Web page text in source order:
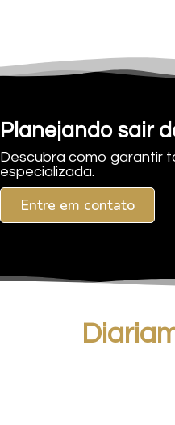
Planejando sair
Descubra como garantir
especializada.
Entre em contato